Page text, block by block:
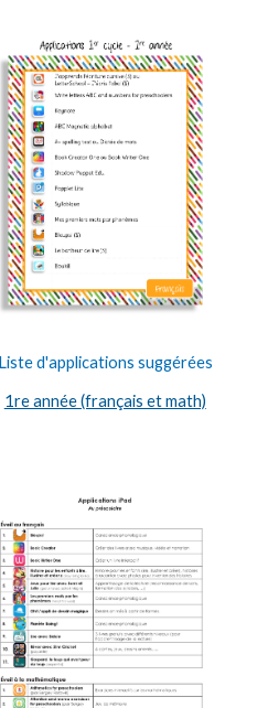
Liste d'applications suggérées
1re année (français et math)